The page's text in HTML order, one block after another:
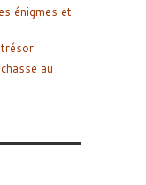
énigmes et
trésor
au